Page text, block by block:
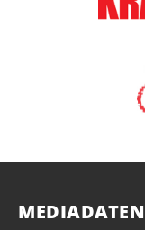
MEDIADATEN